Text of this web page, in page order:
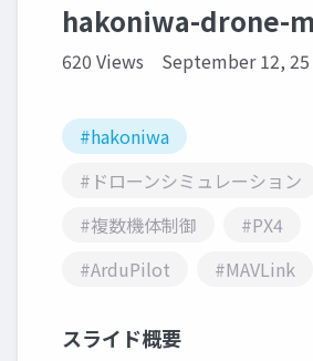
hakoniwa-drone-
620 Views September 12, 25
#hakoniwa
#ドローンシミュレーション
#複数機体制御
#PX4
#ArduPilot
#MAVLink
スライド概要